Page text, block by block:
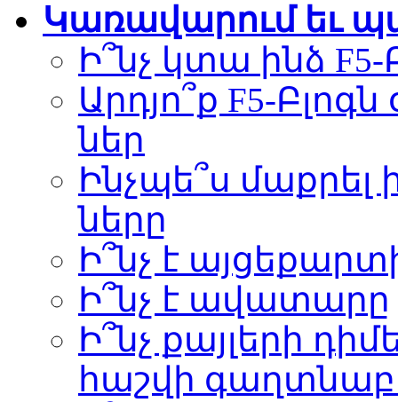
Կառավարում եւ
Ի՞նչ կտա ինձ F5-
Արդյո՞ք F5-
ներ
Ինչպե՞ս մաքրել
ները
Ի՞նչ է
Ի՞նչ է ավատարը
Ի՞նչ քայլերի
հաշվի